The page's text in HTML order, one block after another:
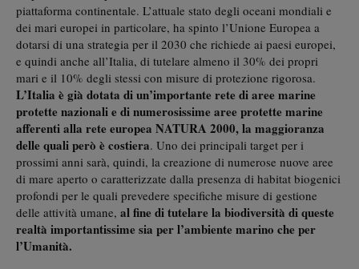
piattaforma continentale. L’attuale stato degli oceani mondiali e
dei mari europei in particolare, ha spinto l’Unione Europea a
dotarsi di una strategia per il 2030 che richiede ai paesi europei,
e quindi anche all’Italia, di tutelare almeno il 30% dei propri
mari e il 10% degli stessi con misure di protezione rigorosa.
L’Italia è già dotata di un’importante rete di aree marine
protette nazionali e di numerosissime aree protette marine
afferenti alla rete europea NATURA 2000, la maggioranza
delle quali però è costiera. Uno dei principali target per i
prossimi anni sarà, quindi, la creazione di numerose nuove aree
di mare aperto o caratterizzate dalla presenza di habitat biogenici
profondi per le quali prevedere specifiche misure di gestione
delle attività umane, al fine di tutelare la biodiversità di queste
realtà importantissime sia per l’ambiente marino che per
l’Umanità.